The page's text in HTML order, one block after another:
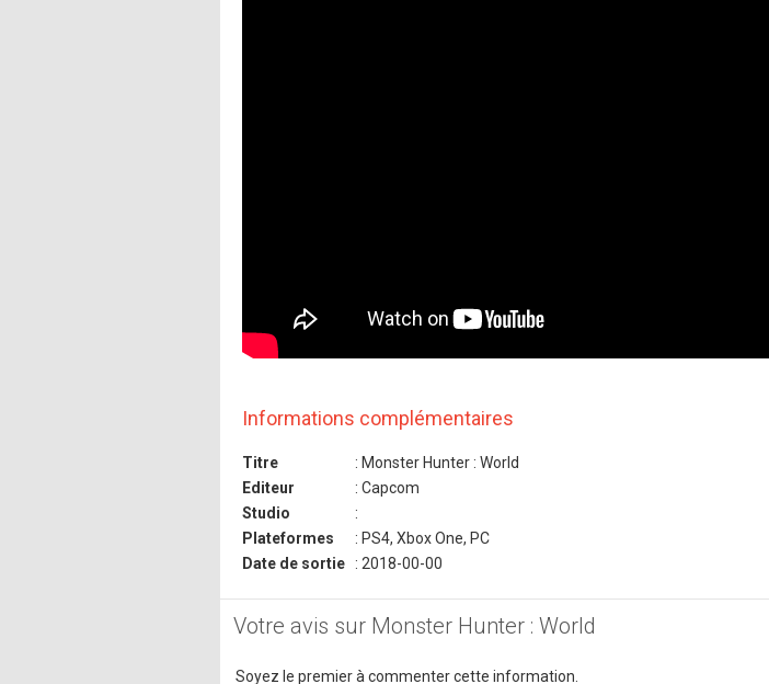
Informations complémentaires
Titre
: Monster Hunter : World
Editeur
: Capcom
Studio
:
Plateformes
: PS4, Xbox One, PC
Date de sortie
: 2018-00-00
Votre avis sur Monster Hunter : World
Soyez le premier à commenter cette information.